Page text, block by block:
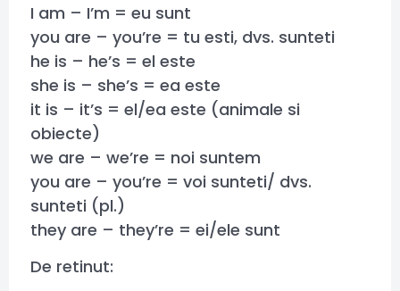
I am – I’m = eu sunt
you are – you’re = tu esti, dvs. sunteti
he is – he’s = el este
she is – she’s = ea este
it is – it’s = el/ea este (animale si
obiecte)
we are – we’re = noi suntem
you are – you’re = voi sunteti/ dvs.
sunteti (pl.)
they are – they’re = ei/ele sunt
De retinut: